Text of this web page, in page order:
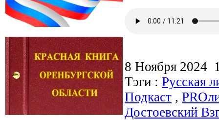
8 Ноября 2024
Тэги : Русская
Подкаст ,
Достоевский